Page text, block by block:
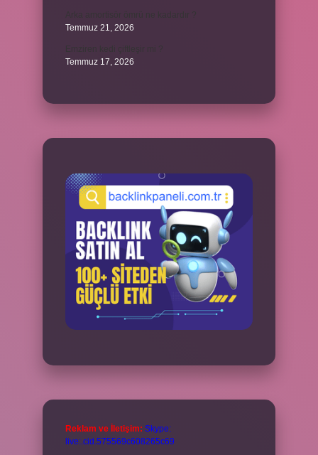
Temmuz 21, 2026
Temmuz 17, 2026
Reklam ve İletişim: Skype:
live:.cid.575569c608265c69